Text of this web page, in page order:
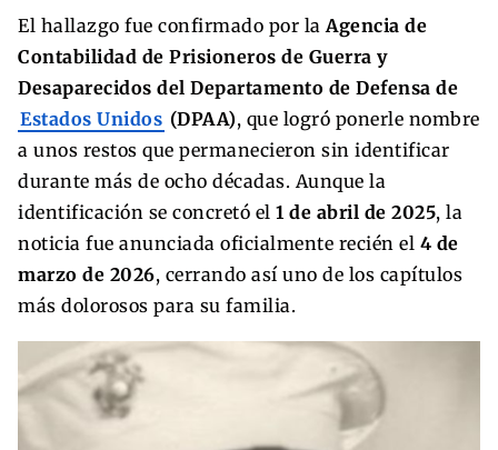
El hallazgo fue confirmado por la Agencia de
Contabilidad de Prisioneros de Guerra y
Desaparecidos del Departamento de Defensa de
Estados Unidos (DPAA), que logró ponerle nombre
a unos restos que permanecieron sin identificar
durante más de ocho décadas. Aunque la
identificación se concretó el 1 de abril de 2025, la
noticia fue anunciada oficialmente recién el 4 de
marzo de 2026, cerrando así uno de los capítulos
más dolorosos para su familia.